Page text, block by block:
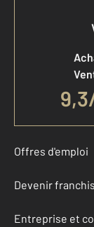
9,3
Offres d'emploi
Devenir
Entreprise et